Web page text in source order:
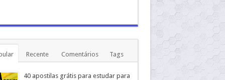
Recente Comentários Tags
40 apostilas grátis para estudar para